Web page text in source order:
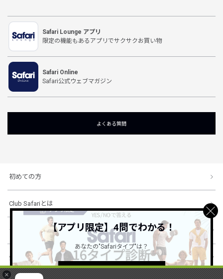
×
Safari Lounge アプリ
限定の機能もあるアプリでサクサクお買い物
Safari Online
Safari公式ウェブマガジン
よくある質問
初めての方
Club Safariとは
ショッピングガイド
会社概要・規約
【アプリ限定】4問でわかる！
あなたの"Safariタイプ"は？
詳しくはこちら ＞